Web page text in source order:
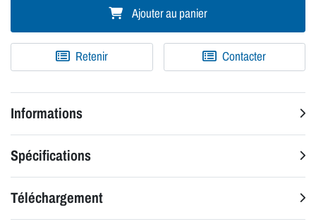
Ajouter au panier
Retenir Contacter
Informations
Spécifications
Téléchargement